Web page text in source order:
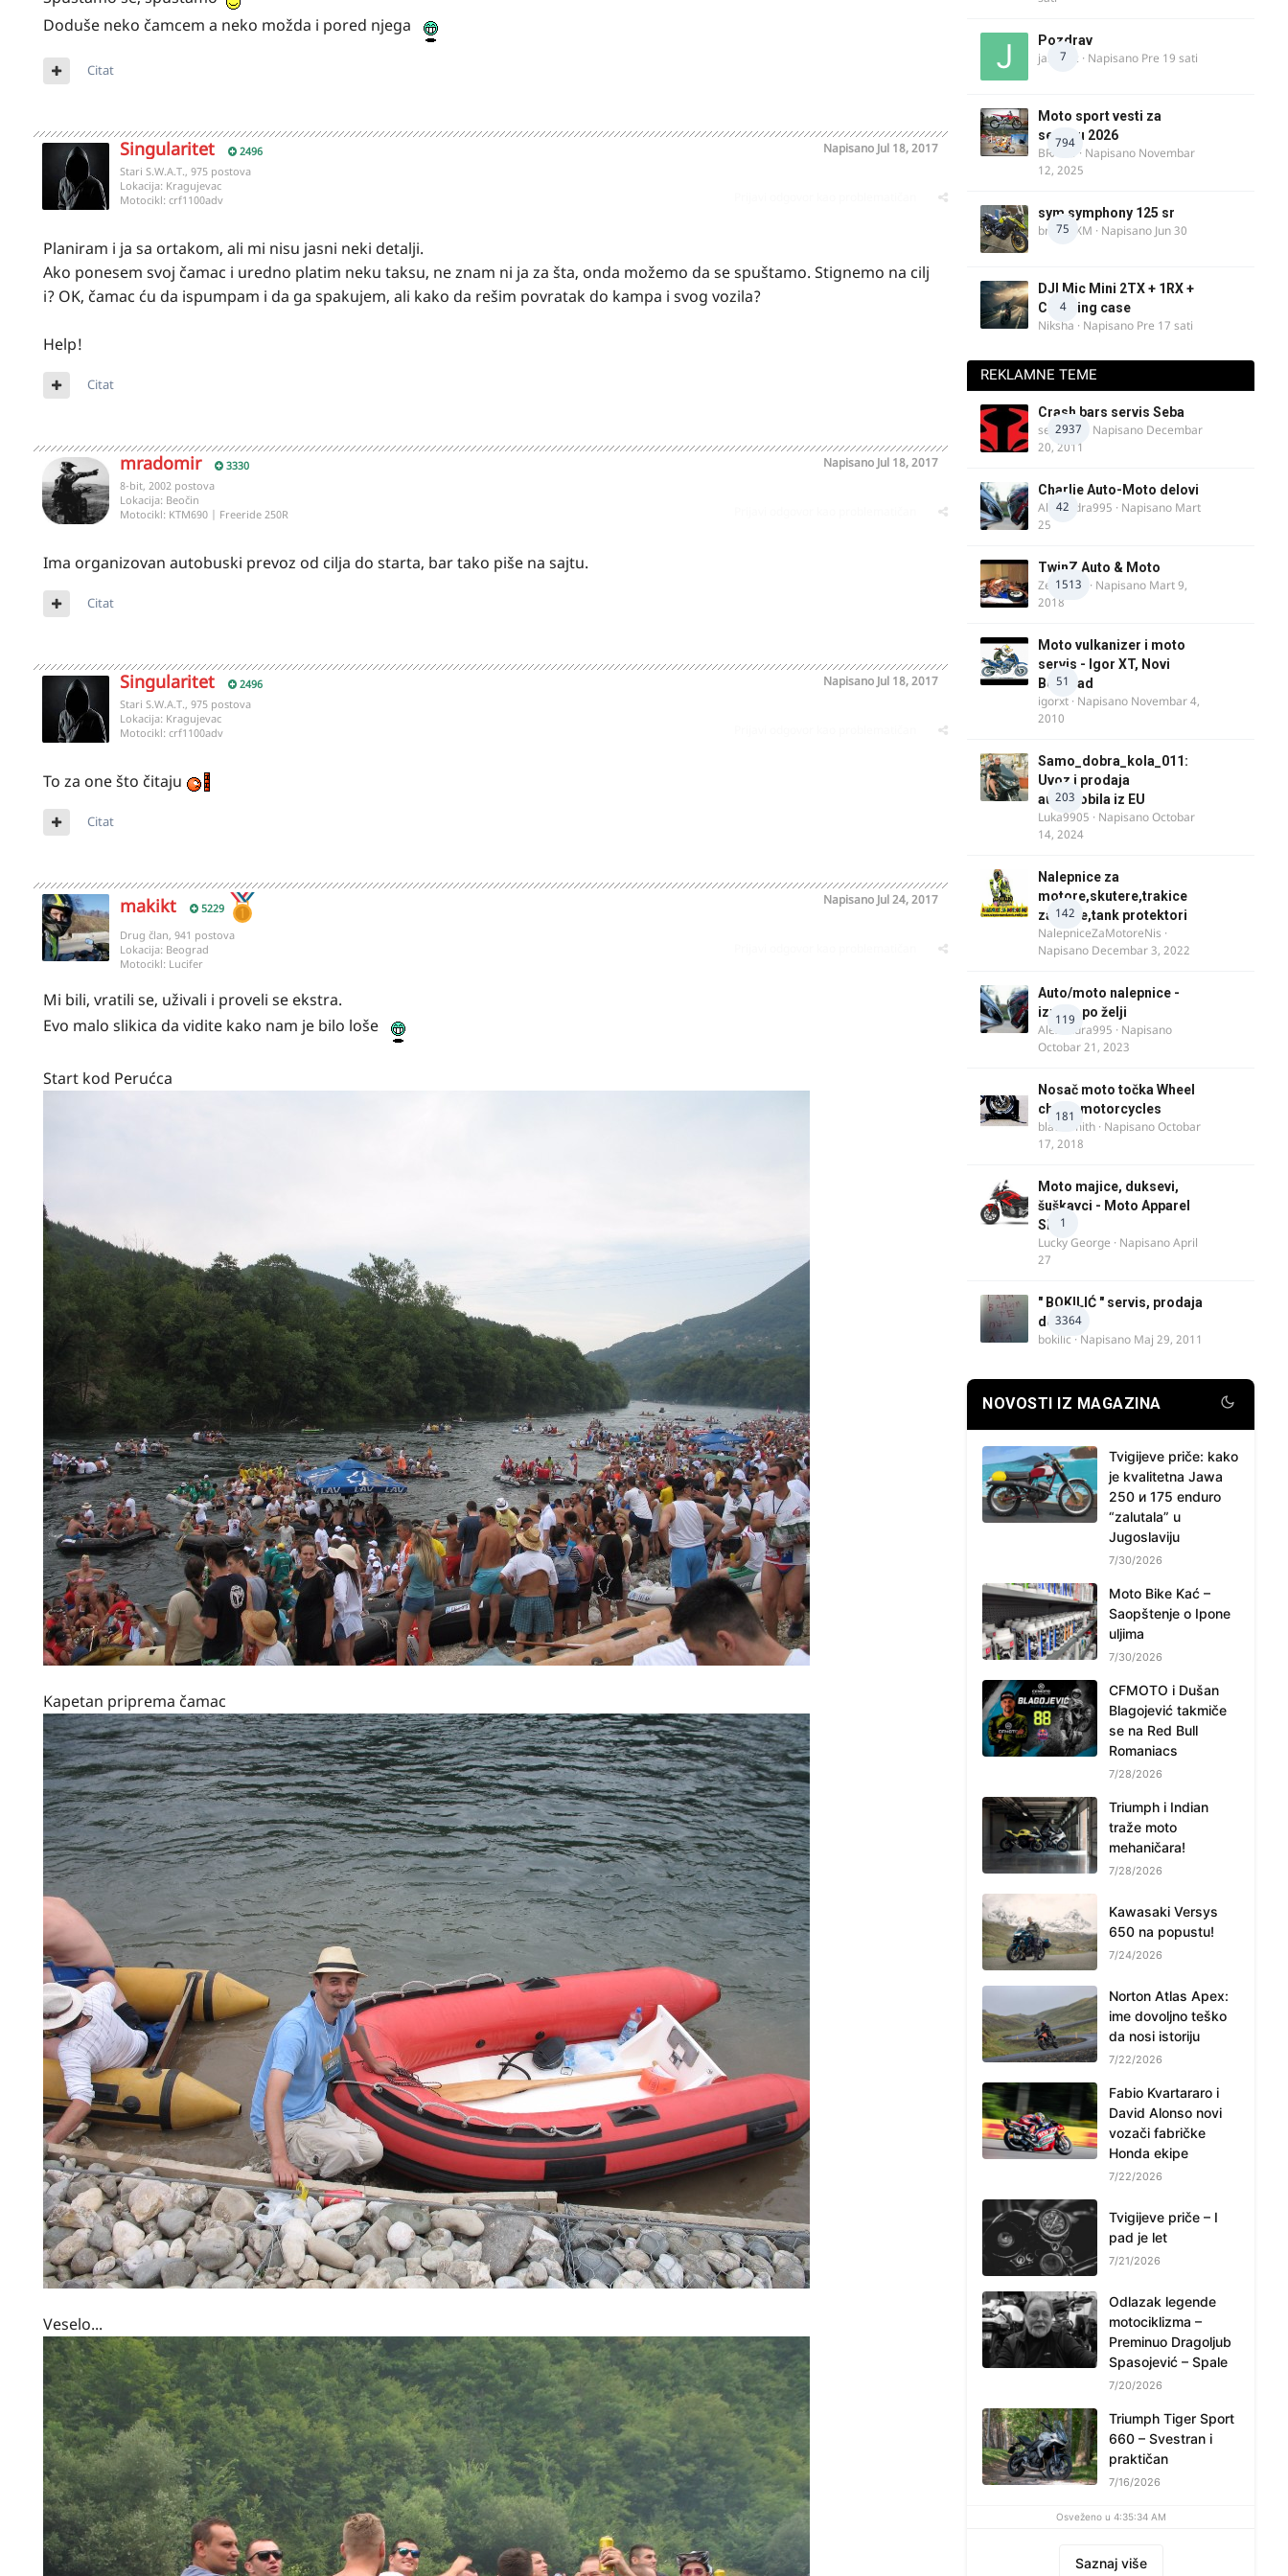
Doduše neko čamcem a neko možda i pored njega
Citat
Singularitet 2496 Napisano Jul 18, 2017
Stari S.W.A.T., 975 postova
Lokacija: Kragujevac
Motocikl: crf1100adv
Planiram i ja sa ortakom, ali mi nisu jasni neki detalji.
Ako ponesem svoj čamac i uredno platim neku taksu, ne znam ni ja za šta, onda možemo da se spuštamo. Stignemo na cilj
i? OK, čamac ću da ispumpam i da ga spakujem, ali kako da rešim povratak do kampa i svog vozila?
Help!
Citat
mradomir 3330 Napisano Jul 18, 2017
8-bit, 2002 postova
Lokacija: Beočin
Motocikl: KTM690 | Freeride 250R
Ima organizovan autobuski prevoz od cilja do starta, bar tako piše na sajtu.
Citat
Singularitet 2496 Napisano Jul 18, 2017
Stari S.W.A.T., 975 postova
Lokacija: Kragujevac
Motocikl: crf1100adv
To za one što čitaju
Citat
makikt 5229
Napisano Jul 24, 2017
Drug član, 941 postova
Lokacija: Beograd
Motocikl: Lucifer
Mi bili, vratili se, uživali i proveli se ekstra.
Evo malo slikica da vidite kako nam je bilo loše
Start kod Perućca
Kapetan priprema čamac
Veselo...
7
Pozdrav
jasminc · Napisano Pre 19 sati
794
Moto sport vesti za
sezonu 2026
BRACO · Napisano Novembar
12, 2025
75
sym symphony 125 sr
brankoXM · Napisano Jun 30
4
DJI Mic Mini 2TX + 1RX +
Charging case
Niksha · Napisano Pre 17 sati
REKLAMNE TEME
2937
Crash bars servis Seba
seba011 · Napisano Decembar
20, 2011
42
Charlie Auto-Moto delovi
Alexandra995 · Napisano Mart
25
1513
TwinZ Auto & Moto
Zeljkamp · Napisano Mart 9,
2018
51
Moto vulkanizer i moto
servis - Igor XT, Novi
Beograd
igorxt · Napisano Novembar 4,
2010
203
Samo_dobra_kola_011:
Uvoz i prodaja
automobila iz EU
Luka9905 · NapisanoOctobar
14, 2024
142
Nalepnice za
motore,skutere,trakice
za felne,tank protektori
NalepniceZaMotoreNis ·
Napisano Decembar 3, 2022
119
Auto/moto nalepnice -
izrada po želji
Alexandra995 · Napisano
Octobar 21, 2023
181
Nosač moto točka Wheel
chock motorcycles
blacksmith · NapisanoOctobar
17, 2018
1
Moto majice, duksevi,
šuškavci - Moto Apparel
SRB
Lucky George · NapisanoApril
27
3364
" BOKILIĆ " servis, prodaja
delova
bokilic · Napisano Maj 29, 2011
NOVOSTI IZ MAGAZINA
Tvigijeve priče: kako
je kvalitetna Jawa
250 и 175 enduro
“zalutala” u
Jugoslaviju
7/30/2026
Moto Bike Kać –
Saopštenje o Ipone
uljima
7/30/2026
CFMOTO i Dušan
Blagojević takmiče
se na Red Bull
Romaniacs
7/28/2026
Triumph i Indian
traže moto
mehaničara!
7/28/2026
Kawasaki Versys
650 na popustu!
7/24/2026
Norton Atlas Apex:
ime dovoljno teško
da nosi istoriju
7/22/2026
Fabio Kvartararo i
David Alonso novi
vozači fabričke
Honda ekipe
7/22/2026
Tvigijeve priče – I
pad je let
7/21/2026
Odlazak legende
motociklizma –
Preminuo Dragoljub
Spasojević – Spale
7/20/2026
Triumph Tiger Sport
660 – Svestran i
praktičan
7/16/2026
Osveženo u 4:35:34 AM
Saznaj više